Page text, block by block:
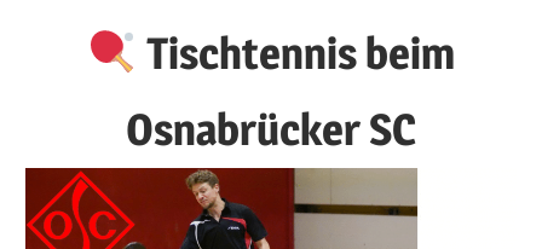
Tischtennis beim
Osnabrücker SC